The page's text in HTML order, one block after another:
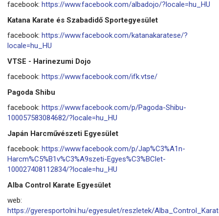
facebook: https://www.facebook.com/albadojo/?locale=hu_HU
Katana Karate és Szabadidő Sportegyesület
facebook: https://www.facebook.com/katanakaratese/?
locale=hu_HU
VTSE - Harinezumi Dojo
facebook: https://www.facebook.com/ifk.vtse/
Pagoda Shibu
facebook: https://www.facebook.com/p/Pagoda-Shibu-
100057583084682/?locale=hu_HU
Japán Harcművészeti Egyesület
facebook: https://www.facebook.com/p/Jap%C3%A1n-
Harcm%C5%B1v%C3%A9szeti-Egyes%C3%BClet-
100027408112834/?locale=hu_HU
Alba Control Karate Egyesület
web:
https://gyeresportolni.hu/egyesulet/reszletek/